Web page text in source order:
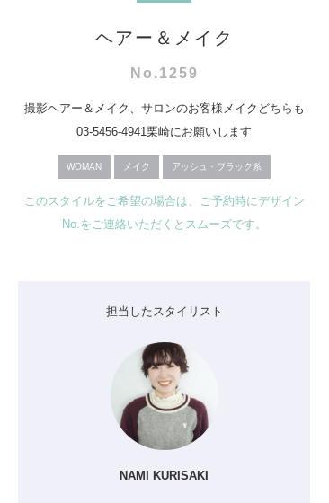
ヘアー＆メイク
No.1259
撮影ヘアー＆メイク、サロンのお客様メイクどちらも
03-5456-4941栗崎にお願いします
WOMAN メイク アッシュ・ブラック系
このスタイルをご希望の場合は、ご予約時にデザイン
No.をご連絡いただくとスムーズです。
担当したスタイリスト
NAMI KURISAKI